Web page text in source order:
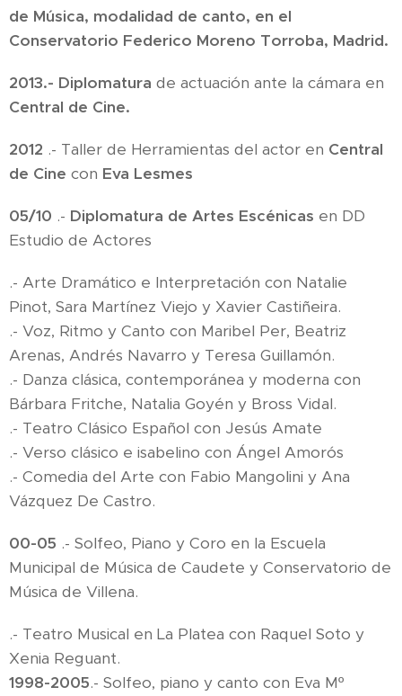
de Música, modalidad de canto, en el
Conservatorio Federico Moreno Torroba, Madrid.
2013.- Diplomatura de actuación ante la cámara en
Central de Cine.
2012 .- Taller de Herramientas del actor en Central
de Cine con Eva Lesmes
05/10 .- Diplomatura de Artes Escénicas en DD
Estudio de Actores
.- Arte Dramático e Interpretación con Natalie
Pinot, Sara Martínez Viejo y Xavier Castiñeira.
.- Voz, Ritmo y Canto con Maribel Per, Beatriz
Arenas, Andrés Navarro y Teresa Guillamón.
.- Danza clásica, contemporánea y moderna con
Bárbara Fritche, Natalia Goyén y Bross Vidal.
.- Teatro Clásico Español con Jesús Amate
.- Verso clásico e isabelino con Ángel Amorós
.- Comedia del Arte con Fabio Mangolini y Ana
Vázquez De Castro.
00-05 .- Solfeo, Piano y Coro en la Escuela
Municipal de Música de Caudete y Conservatorio de
Música de Villena.
.- Teatro Musical en La Platea con Raquel Soto y
Xenia Reguant.
1998-2005.- Solfeo, piano y canto con Eva Mº